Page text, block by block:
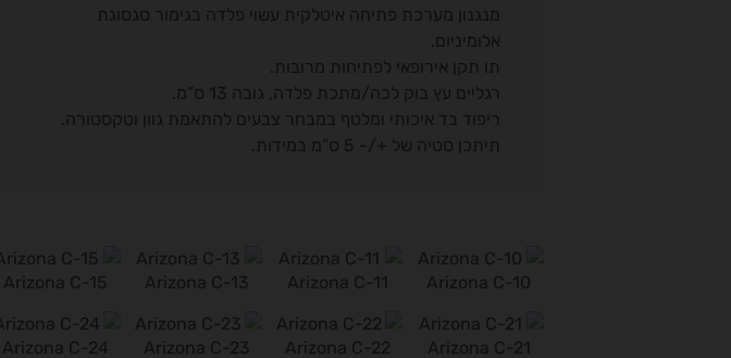
מנגנון מערכת פתיחה איטלקית עשוי פלדה בגימור סגסוגת
אלומיניום.
תו תקן אירופאי לפתיחות מרובות.
רגליים עץ בוק לכה/מתכת פלדה, גובה 13 ס”מ.
ריפוד בד איכותי ומלטף במבחר צבעים להתאמת גוון וטקסטורה.
תיתכן סטיה של +/- 5 ס”מ במידות.
Arizona C-10
Arizona C-11
Arizona C-13
Arizona C-15
Arizona C-21
Arizona C-22
Arizona C-23
Arizona C-24